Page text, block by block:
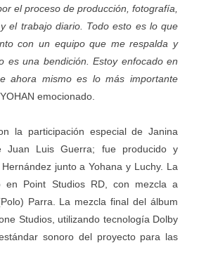
el proceso de producción, fotografía,
el trabajo diario. Todo esto es lo que
con un equipo que me respalda y
es una bendición. Estoy enfocado en
ahora mismo es lo más importante
emocionado.
la participación especial de Janina
Juan Luis Guerra; fue producido y
junto a Yohana y Luchy. La
en Point Studios RD, con mezcla a
Parra. La mezcla final del álbum
Studios, utilizando tecnología Dolby
sonoro del proyecto para las